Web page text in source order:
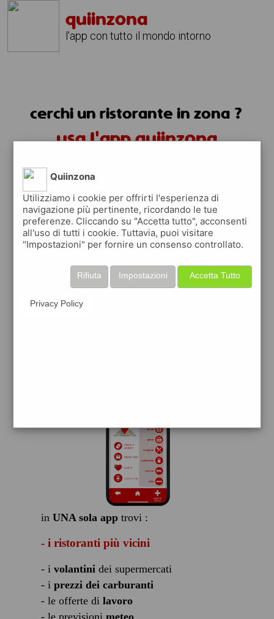
quiinzona
l'app con tutto il mondo intorno
cerchi un ristorante in zona ?
usa l'app quiinzona
ristoranti in zona
trovi i ristoranti in zona e tutti i posti
dove mangiare vicino a te
in UNA sola apptrovi :
- i ristoranti più vicini
- i volantinidei supermercati
- i prezzi dei carburanti
- le offerte di lavoro
- le previsioni meteo
Quiinzona
Utilizziamo i cookie per offrirti l'esperienza di
navigazione più pertinente, ricordando le tue
preferenze. Cliccando su "Accetta tutto", acconsenti
all'uso di tutti i cookie. Tuttavia, puoi visitare
"Impostazioni" per fornire un consenso controllato.
Accetta Tutto
Impostazioni
Rifiuta
Privacy Policy